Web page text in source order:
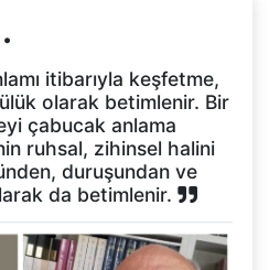
itibarıyla keşfetme,
olarak betimlenir. Bir
çabucak anlama
ruhsal, zihinsel halini
duruşundan ve
da betimlenir.